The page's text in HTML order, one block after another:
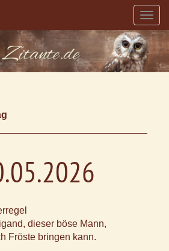
dieser böse Mann,
Fröste bringen kann.